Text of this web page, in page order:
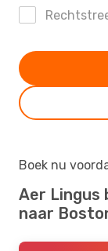
Boek nu
Aer Lingus
naar